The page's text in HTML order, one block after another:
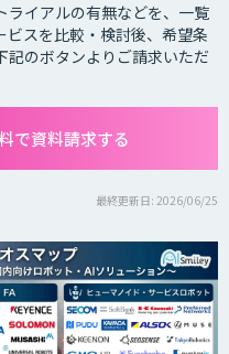
ライアルの有無などを、一覧
スを比較・検討後、希望条
のボタンよりご請求いただ
で資料請求する
最終更新日: 2026/06/25